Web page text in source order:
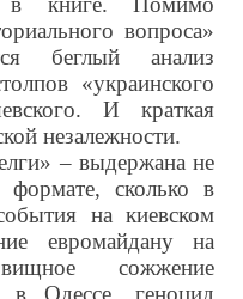
вопроса»
беглый анализ
«украинского
И краткая
незалежности.
– выдержана не
формате, сколько в
на киевском
евромайдану на
сожжение